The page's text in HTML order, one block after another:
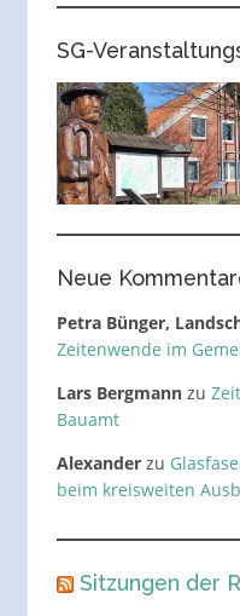
SG-
Neue
Petra Bünger,
Zeitenwende im
Lars Bergmannzu
Bauamt
Alexanderzu
beim kreisweiten
Sitzungen der